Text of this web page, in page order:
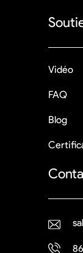
Vidéo
FAQ
Blog